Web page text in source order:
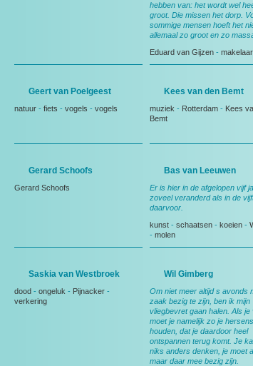
hebben van: het wordt wel
groot. Die missen het dorp.
sommige mensen hoeft het
allemaal zo groot en zo
Eduard van Gijzen - makelaar
Geert van Poelgeest
natuur - fiets - vogels - vogels
Kees van den Bemt
muziek - Rotterdam - Kees
Bemt
Gerard Schoofs
Gerard Schoofs
Bas van Leeuwen
Er is hier in de afgelopen vijf
zoveel veranderd als in de
daarvoor.
kunst - schaatsen - koeien -
- molen
Saskia van Westbroek
dood - ongeluk - Pijnacker -
verkering
Wil Gimberg
Om niet meer altijd s avonds
zaak bezig te zijn, ben ik mijn
vliegbevret gaan halen. Als je
moet je namelijk zo je
houden, dat je daardoor heel
ontspannen terug komt. Je
niks anders denken, je moet
maar daar mee bezig zijn.